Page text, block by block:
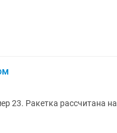
23. Ракетка рассчитана на